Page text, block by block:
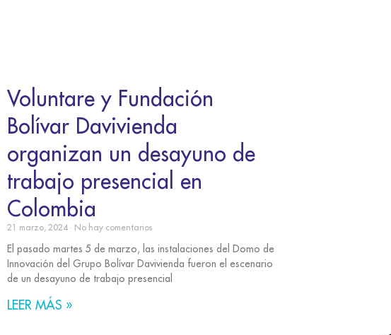
Voluntare y Fundación
Bolívar Davivienda
organizan un desayuno de
trabajo presencial en
Colombia
21 marzo, 2024 No hay comentarios
El pasado martes 5 de marzo, las instalaciones del Domo de
Innovación del Grupo Bolívar Davivienda fueron el escenario
de un desayuno de trabajo presencial
LEER MÁS »